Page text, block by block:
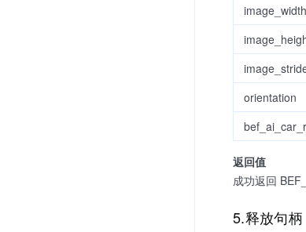
image_width
orientation
返回值
成功返回
5.释放句柄